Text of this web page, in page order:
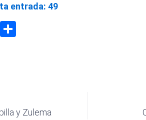
entrada: 49
Email
y Zulema